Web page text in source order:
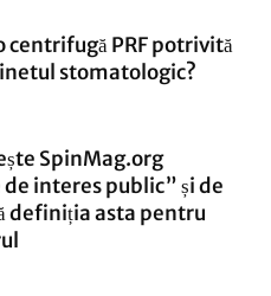
centrifugă PRF potrivită
stomatologic?
SpinMag.org
interes public” și de
definiția asta pentru